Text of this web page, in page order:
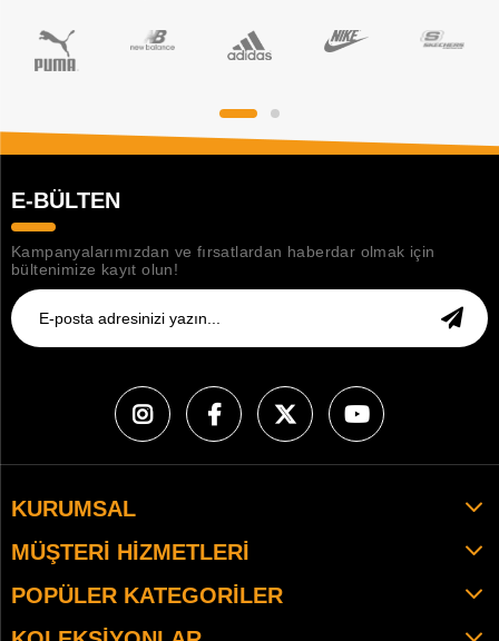
E-BÜLTEN
Kampanyalarımızdan ve fırsatlardan haberdar olmak için
bültenimize kayıt olun!
KURUMSAL
MÜŞTERI HIZMETLERI
POPÜLER KATEGORILER